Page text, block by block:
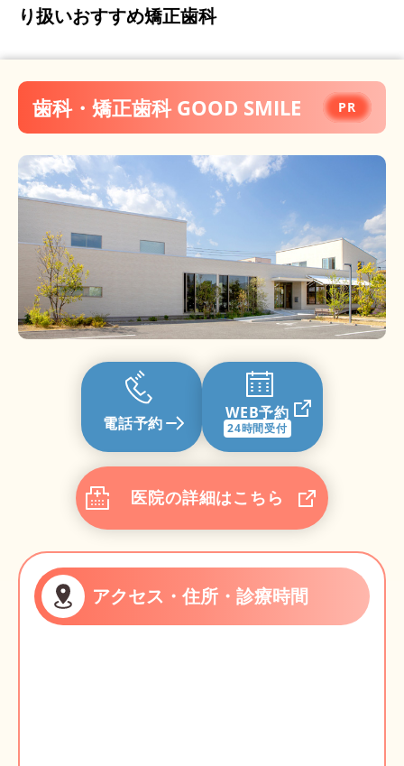
り扱いおすすめ矯正歯科
歯科・矯正歯科 GOOD SMILE
電話予約
WEB予約
24時間受付
医院の詳細はこちら
アクセス・住所・診療時間